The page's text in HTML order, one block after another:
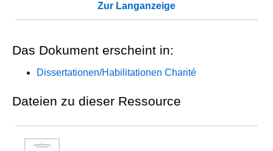
Zur Langanzeige
Das Dokument erscheint in:
Dissertationen/Habilitationen Charité
Dateien zu dieser Ressource